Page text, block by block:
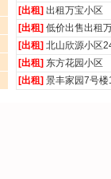
[出租] 出租万宝小区
[出租] 低价出售出租
[出租] 北山欣源小区
[出租] 东方花园小区
[出租] 景丰家园7号楼